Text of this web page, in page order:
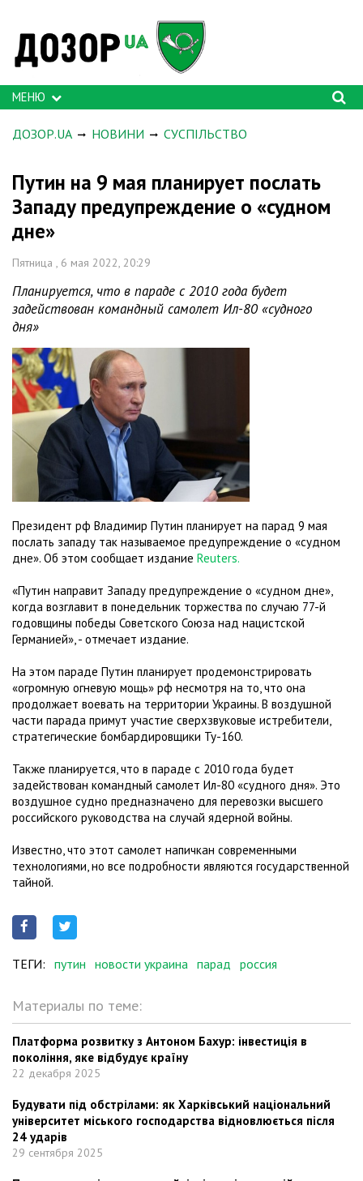
МЕНЮ
ДОЗОР.UA НОВИНИ СУСПІЛЬСТВО
Путин на 9 мая планирует послать
Западу предупреждение о «судном
дне»
Пятница , 6 мая 2022, 20:29
Планируется, что в параде с 2010 года будет
задействован командный самолет Ил-80 «судного
дня»
Президент рф Владимир Путин планирует на парад 9 мая
послать западу так называемое предупреждение о «судном
дне». Об этом сообщает издание Reuters.
«Путин направит Западу предупреждение о «судном дне»,
когда возглавит в понедельник торжества по случаю 77-й
годовщины победы Советского Союза над нацистской
Германией», - отмечает издание.
На этом параде Путин планирует продемонстрировать
«огромную огневую мощь» рф несмотря на то, что она
продолжает воевать на территории Украины. В воздушной
части парада примут участие сверхзвуковые истребители,
стратегические бомбардировщики Ту-160.
Также планируется, что в параде с 2010 года будет
задействован командный самолет Ил-80 «судного дня». Это
воздушное судно предназначено для перевозки высшего
российского руководства на случай ядерной войны.
Известно, что этот самолет напичкан современными
технологиями, но все подробности являются государственной
тайной.
ТЕГИ: путин новости украина парад россия
Материалы по теме:
Платформа розвитку з Антоном Бахур: інвестиція в
покоління, яке відбудує країну
22 декабря 2025
Будувати під обстрілами: як Харківський національний
університет міського господарства відновлюється після
24 ударів
29 сентября 2025